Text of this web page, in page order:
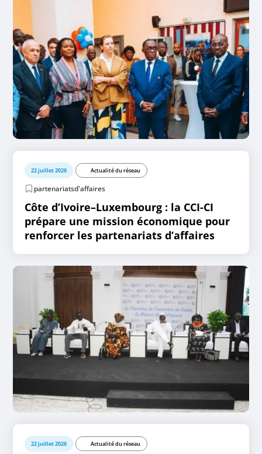
22 juillet 2026 Actualité du réseau
partenariatsd'affaires
Côte d’Ivoire–Luxembourg : la CCI-CI
prépare une mission économique pour
renforcer les partenariats d’affaires
22 juillet 2026 Actualité du réseau